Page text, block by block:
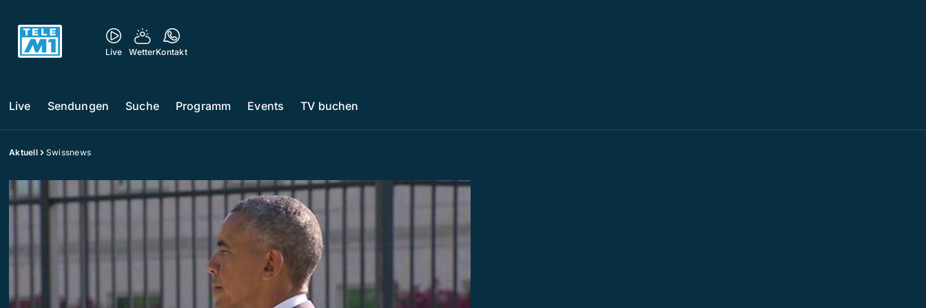
Live WetterKontakt
Live Sendungen Suche Programm Events TV buchen
Aktuell Swissnews